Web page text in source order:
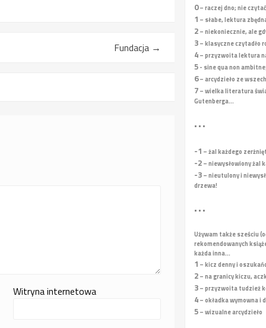
Fundacja →
Witryna internetowa
0– raczej dno; nie
1 – słabe, lektura
2– niekoniecznie, ale
3– klasyczne czytadło
4– przyzwoita lektura
5- sine qua non
6– arcydzieło ze
7– wielka literatura
Gutenberga...
• • •
-1 – żal każdego
-2– niewysłowiony żal
-3– nieutulony i
drzewa!
• • •
Używam także sześciu
rekomendowanych
każda inna...
1 – kicz denny i
2– na granicy kiczu,
3– przyzwoita tudzież
4– okładka wymowna i
5– wizualne arcydzieło